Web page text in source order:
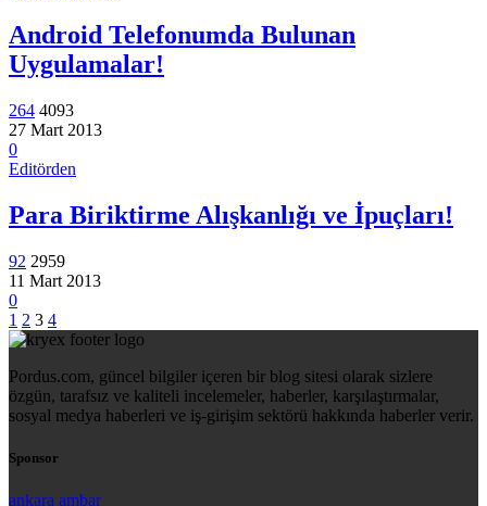
Android Telefonumda Bulunan
Uygulamalar!
264 4093
27 Mart 2013
0
Editörden
Para Biriktirme Alışkanlığı ve İpuçları!
92 2959
11 Mart 2013
0
1 2 3 4
Pordus.com, güncel bilgiler içeren bir blog sitesi olarak sizlere
özgün, tarafsız ve kaliteli incelemeler, haberler, karşılaştırmalar,
sosyal medya haberleri ve iş-girişim sektörü hakkında haberler verir.
Sponsor
ankara ambar